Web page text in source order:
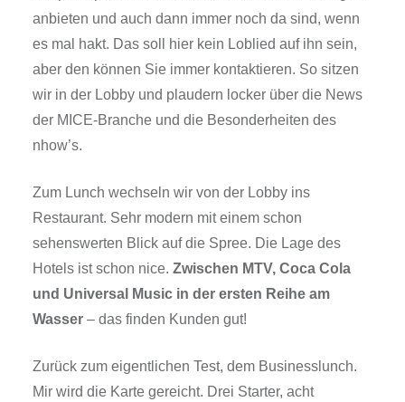
anbieten und auch dann immer noch da sind, wenn
es mal hakt. Das soll hier kein Loblied auf ihn sein,
aber den können Sie immer kontaktieren. So sitzen
wir in der Lobby und plaudern locker über die News
der MICE-Branche und die Besonderheiten des
nhow’s.
Zum Lunch wechseln wir von der Lobby ins
Restaurant. Sehr modern mit einem schon
sehenswerten Blick auf die Spree. Die Lage des
Hotels ist schon nice. Zwischen MTV, Coca Cola
und Universal Music in der ersten Reihe am
Wasser– das finden Kunden gut!
Zurück zum eigentlichen Test, dem Businesslunch.
Mir wird die Karte gereicht. Drei Starter, acht